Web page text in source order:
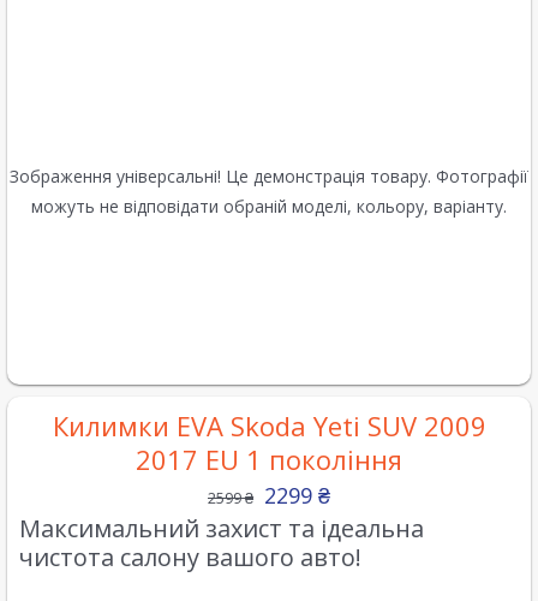
Зображення універсальні! Це демонстрація товару. Фотографії
можуть не відповідати обраній моделі, кольору, варіанту.
Килимки EVA Skoda Yeti SUV 2009
2017 EU 1 покоління
2599₴ 2299 ₴
Максимальний захист та ідеальна
чистота салону вашого авто!